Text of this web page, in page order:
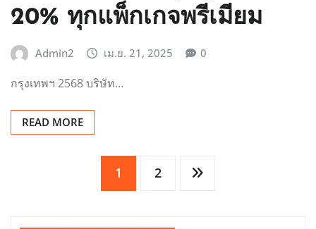
20% ทุกแพ็กเกจพรีเมียม
Admin2 เม.ย. 21, 2025 0
กรุงเทพฯ 2568 บริษัท…
READ MORE
1 2